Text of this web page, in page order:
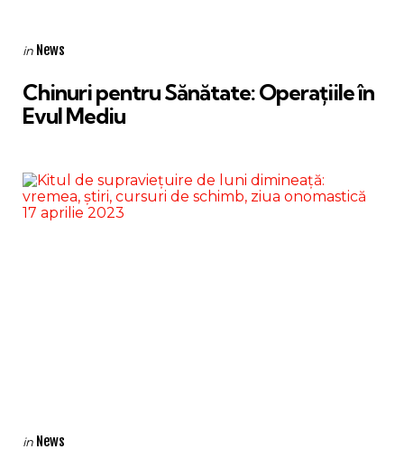
Categories
Posted
in News
Chinuri pentru Sănătate: Operațiile în
Evul Mediu
Categories
Posted
in News